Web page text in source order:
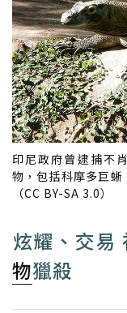
印尼政府曾逮捕不
物，包括科摩多巨
（CC BY-SA 3.0）
炫耀、交易
物獵殺